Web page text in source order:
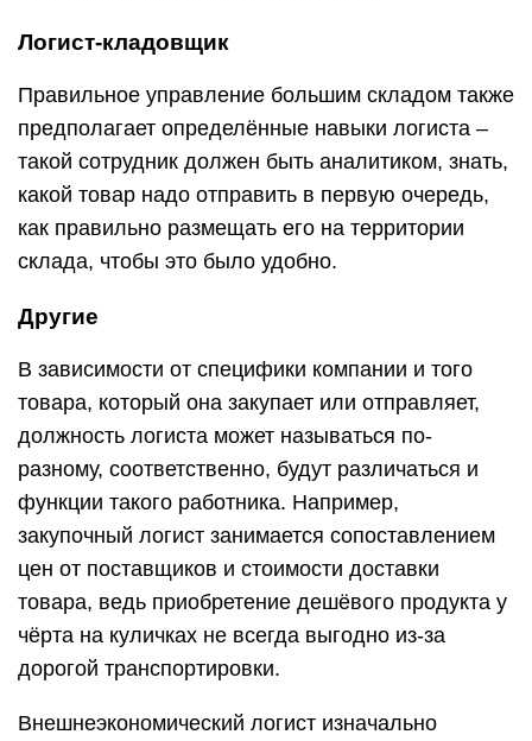
Логист-кладовщик
Правильное управление большим складом также
предполагает определённые навыки логиста –
такой сотрудник должен быть аналитиком, знать,
какой товар надо отправить в первую очередь,
как правильно размещать его на территории
склада, чтобы это было удобно.
Другие
В зависимости от специфики компании и того
товара, который она закупает или отправляет,
должность логиста может называться по-
разному, соответственно, будут различаться и
функции такого работника. Например,
закупочный логист занимается сопоставлением
цен от поставщиков и стоимости доставки
товара, ведь приобретение дешёвого продукта у
чёрта на куличках не всегда выгодно из-за
дорогой транспортировки.
Внешнеэкономический логист изначально